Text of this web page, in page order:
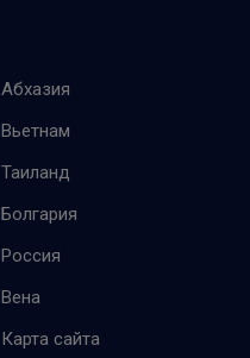
Абхазия
Вьетнам
Таиланд
Болгария
Россия
Вена
Карта сайта